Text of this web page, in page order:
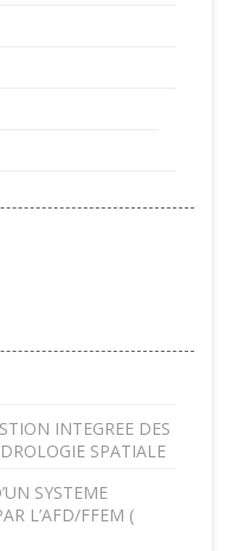
INTEGREE DES
SPATIALE
SYSTEME
L’AFD/FFEM (